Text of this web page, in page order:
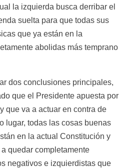
la izquierda busca derribar el
suelta para que todas sus
que ya están en la
abolidas más temprano
dos conclusiones principales,
que el Presidente apuesta por
que va a actuar en contra de
lugar, todas las cosas buenas
en la actual Constitución y
quedar completamente
negativos e izquierdistas que